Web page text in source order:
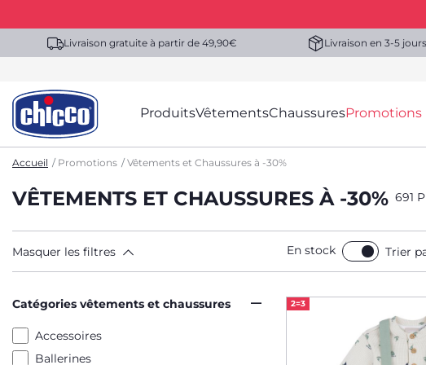
Livraison gratuite à partir de 49,90€ Livraison en 3-5
ProduitsVêtementsChaussuresPromotions
Accueil Promotions Vêtements et Chaussures à -30%
VÊTEMENTS ET CHAUSSURES À -30% 691
Masquer les filtres En stock Trier
Catégories vêtements et chaussures
Accessoires
Ballerines
2=3